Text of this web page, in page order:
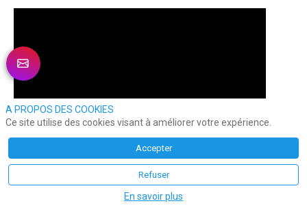
A PROPOS DES COOKIES
Ce site utilise des cookies visant à améliorer votre expérience.
Accepter
Refuser
En savoir plus